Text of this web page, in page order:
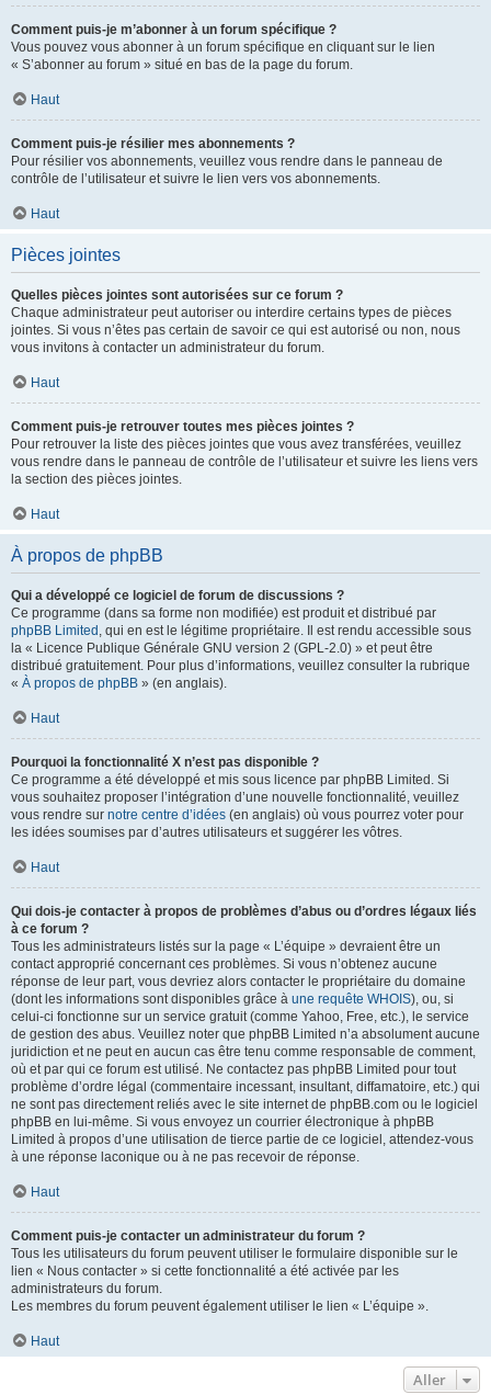
Comment puis-je m’abonner à un forum spécifique ?
Vous pouvez vous abonner à un forum spécifique en cliquant sur le lien
« S’abonner au forum » situé en bas de la page du forum.
Haut
Comment puis-je résilier mes abonnements ?
Pour résilier vos abonnements, veuillez vous rendre dans le panneau de
contrôle de l’utilisateur et suivre le lien vers vos abonnements.
Haut
Pièces jointes
Quelles pièces jointes sont autorisées sur ce forum ?
Chaque administrateur peut autoriser ou interdire certains types de pièces
jointes. Si vous n’êtes pas certain de savoir ce qui est autorisé ou non, nous
vous invitons à contacter un administrateur du forum.
Haut
Comment puis-je retrouver toutes mes pièces jointes ?
Pour retrouver la liste des pièces jointes que vous avez transférées, veuillez
vous rendre dans le panneau de contrôle de l’utilisateur et suivre les liens vers
la section des pièces jointes.
Haut
À propos de phpBB
Qui a développé ce logiciel de forum de discussions ?
Ce programme (dans sa forme non modifiée) est produit et distribué par
phpBB Limited , qui en est le légitime propriétaire. Il est rendu accessible sous
la « Licence Publique Générale GNU version 2 (GPL-2.0) » et peut être
distribué gratuitement. Pour plus d’informations, veuillez consulter la rubrique
« À propos de phpBB » (en anglais).
Haut
Pourquoi la fonctionnalité X n’est pas disponible ?
Ce programme a été développé et mis sous licence par phpBB Limited. Si
vous souhaitez proposer l’intégration d’une nouvelle fonctionnalité, veuillez
vous rendre sur notre centre d’idées (en anglais) où vous pourrez voter pour
les idées soumises par d’autres utilisateurs et suggérer les vôtres.
Haut
Qui dois-je contacter à propos de problèmes d’abus ou d’ordres légaux liés
à ce forum ?
Tous les administrateurs listés sur la page « L’équipe » devraient être un
contact approprié concernant ces problèmes. Si vous n’obtenez aucune
réponse de leur part, vous devriez alors contacter le propriétaire du domaine
(dont les informations sont disponibles grâce à une requête WHOIS), ou, si
celui-ci fonctionne sur un service gratuit (comme Yahoo, Free, etc.), le service
de gestion des abus. Veuillez noter que phpBB Limited n’a absolument aucune
juridiction et ne peut en aucun cas être tenu comme responsable de comment,
où et par qui ce forum est utilisé. Ne contactez pas phpBB Limited pour tout
problème d’ordre légal (commentaire incessant, insultant, diffamatoire, etc.) qui
ne sont pas directement reliés avec le site internet de phpBB.com ou le logiciel
phpBB en lui-même. Si vous envoyez un courrier électronique à phpBB
Limited à propos d’une utilisation de tierce partie de ce logiciel, attendez-vous
à une réponse laconique ou à ne pas recevoir de réponse.
Haut
Comment puis-je contacter un administrateur du forum ?
Tous les utilisateurs du forum peuvent utiliser le formulaire disponible sur le
lien « Nous contacter » si cette fonctionnalité a été activée par les
administrateurs du forum.
Les membres du forum peuvent également utiliser le lien « L’équipe ».
Haut
Aller